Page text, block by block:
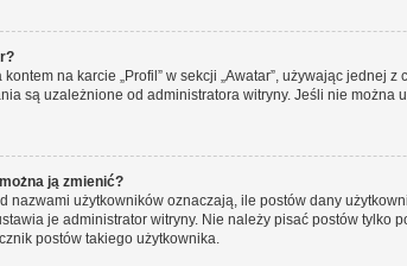
na karcie „Profil” w sekcji „Awatar”, używając jednej
są uzależnione od administratora witryny. Jeśli nie
ją zmienić?
nazwami użytkowników oznaczają, ile postów dany
je administrator witryny. Nie należy pisać postów tylko
postów takiego użytkownika.